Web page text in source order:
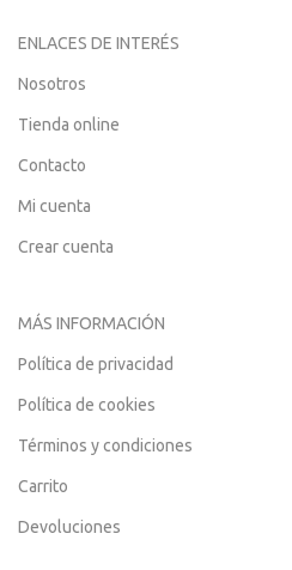
ENLACES DE INTERÉS
Nosotros
Tienda online
Contacto
Mi cuenta
Crear cuenta
MÁS INFORMACIÓN
Política de privacidad
Política de cookies
Términos y condiciones
Carrito
Devoluciones